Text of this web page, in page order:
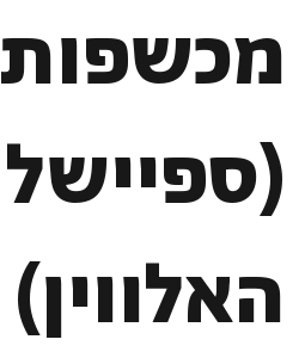
מכשפות
(ספיישל
האלווין)